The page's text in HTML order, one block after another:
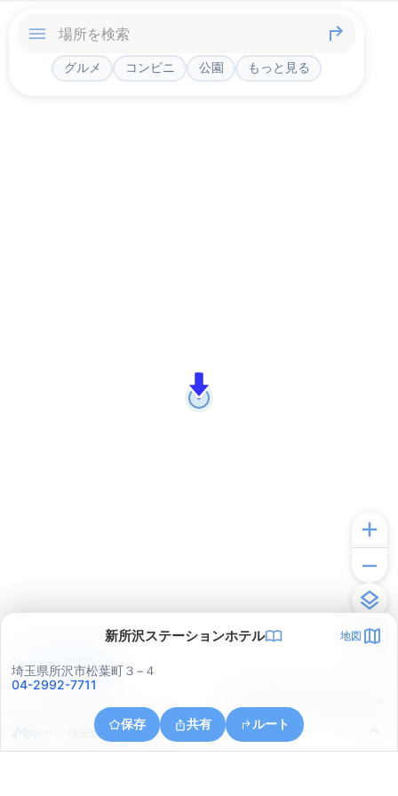
グルメ コンビニ 公園 もっと見る
新所沢ステーションホテル 地図
埼玉県所沢市松葉町３−４
04-2992-7711
保存 共有 ルート
埼玉県所沢市大字下富
アプリで見る